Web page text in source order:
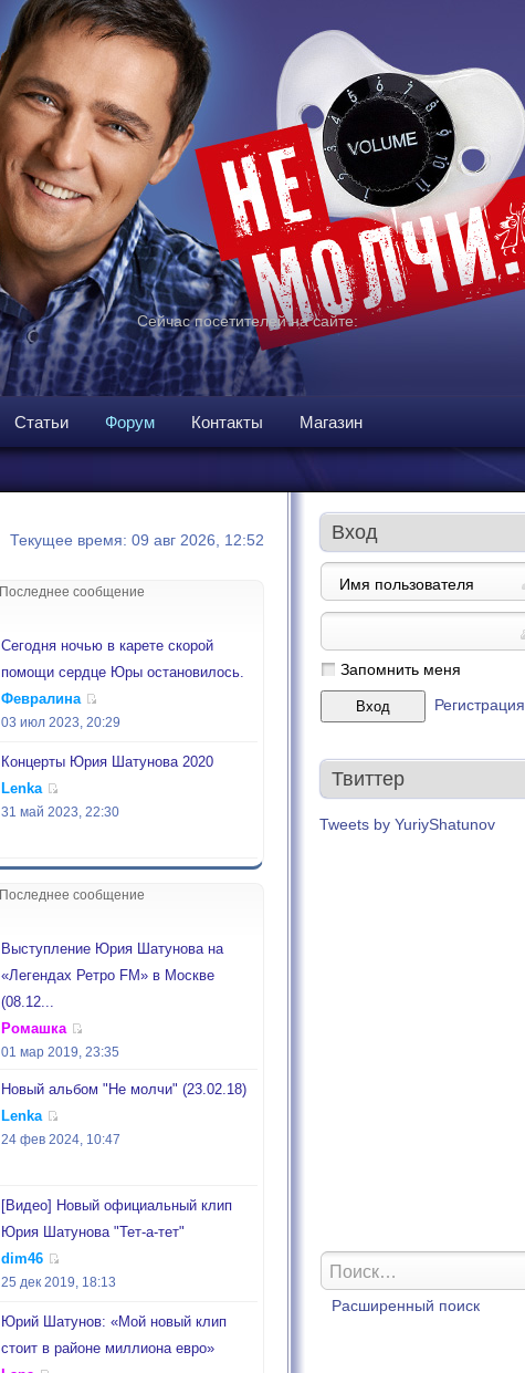
Сейчас посетителей на сайте:
Статьи Форум Контакты Магазин
Текущее время: 09 авг 2026, 12:52
Последнее сообщение
Сегодня ночью в карете скорой
помощи сердце Юры остановилось.
Февралина
03 июл 2023, 20:29
Концерты Юрия Шатунова 2020
Lenka
31 май 2023, 22:30
Последнее сообщение
Выступление Юрия Шатунова на
«Легендах Ретро FM» в Москве
(08.12...
Ромашка
01 мар 2019, 23:35
Новый альбом "Не молчи" (23.02.18)
Lenka
24 фев 2024, 10:47
[Видео] Новый официальный клип
Юрия Шатунова "Тет-а-тет"
dim46
25 дек 2019, 18:13
Юрий Шатунов: «Мой новый клип
стоит в районе миллиона евро»
Вход
Запомнить меня
Регистрация
Твиттер
Tweets by YuriyShatunov
Расширенный поиск